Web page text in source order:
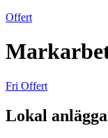
Offert
Fri Offert
Lokal